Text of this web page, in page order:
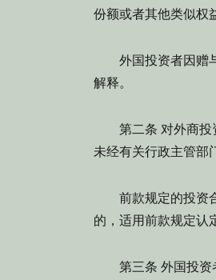
份额或者其他类似权
外国投资者因赠与
解释。
第二条 对外商投资
未经有关行政主管部
前款规定的投资合
的，适用前款规定认
第三条 外国投资者